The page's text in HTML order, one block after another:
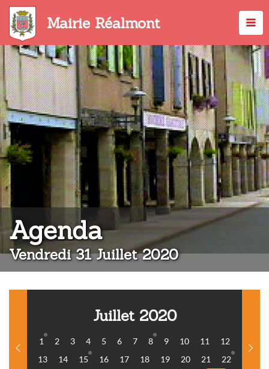
Aller
contenu
principal
Mairie Réalmont
Agenda:
Vendredi 31 Juillet 2020
Juillet 2020
1 2 3 4 5 6 7 8 9 10 11
12
13
14 15 16 17 18 19 20 21
22